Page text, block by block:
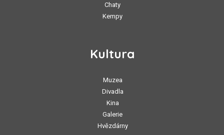
Chaty
Kempy
Kultura
Muzea
Divadla
Kina
Galerie
Hvězdárny